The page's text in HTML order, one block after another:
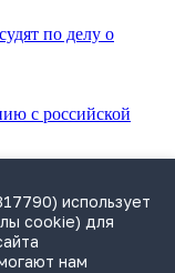
по делу о
с российской
нарушений
использует
cookie) для
нам